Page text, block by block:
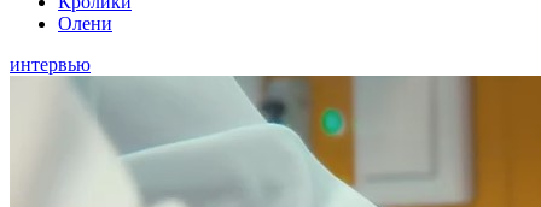
Олени
интервью